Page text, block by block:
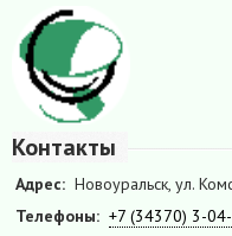
Контакты
Адрес: Новоуральск, ул.
Телефоны: +7 (34370) 3-